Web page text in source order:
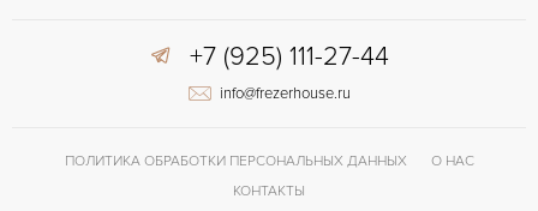
+7 (925) 111-27-44
info@frezerhouse.ru
ПОЛИТИКА ОБРАБОТКИ ПЕРСОНАЛЬНЫХ ДАННЫХ
О НАС
КОНТАКТЫ